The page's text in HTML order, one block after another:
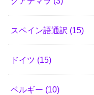
スペイン語通訳 (15)
ドイツ (15)
ベルギー (10)